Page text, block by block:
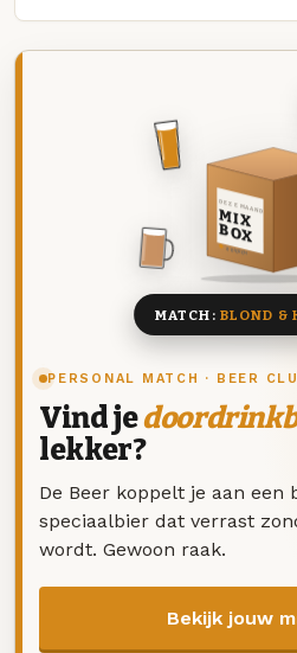
PERSONAL MATCH · BEER
Vind je
lekker?
De Beer koppelt je aan een
speciaalbier dat verrast
wordt. Gewoon raak.
Bekijk jouw
DEZE MAAND
MIX
BOX
8 BIEREN
MATCH: BLOND &